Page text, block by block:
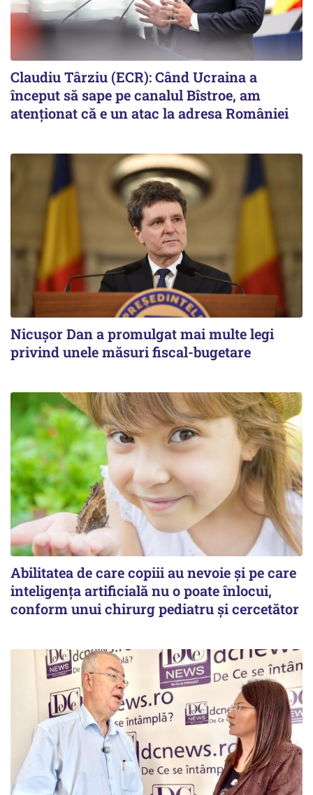
Claudiu Târziu (ECR): Când Ucraina a
început să sape pe canalul Bîstroe, am
atenționat că e un atac la adresa României
Nicușor Dan a promulgat mai multe legi
privind unele măsuri fiscal-bugetare
Abilitatea de care copiii au nevoie și pe care
inteligența artificială nu o poate înlocui,
conform unui chirurg pediatru și cercetător